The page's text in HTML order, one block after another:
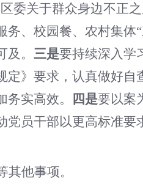
委关于群众身边不正
务、校园餐、农村集体
。 三是要持续深入学
》要求，认真做好
实高效。
四是要以案
党员干部以更高标准
其他事项。